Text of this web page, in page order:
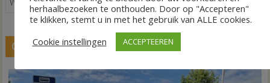
GERELATEERDE BERICHTEN
herhaalbezoeken te onthouden. Door op "Accepteren"
te klikken, stemt u in met het gebruik van ALLE cookies.
Cookie instellingen
ACCEPTEEREN